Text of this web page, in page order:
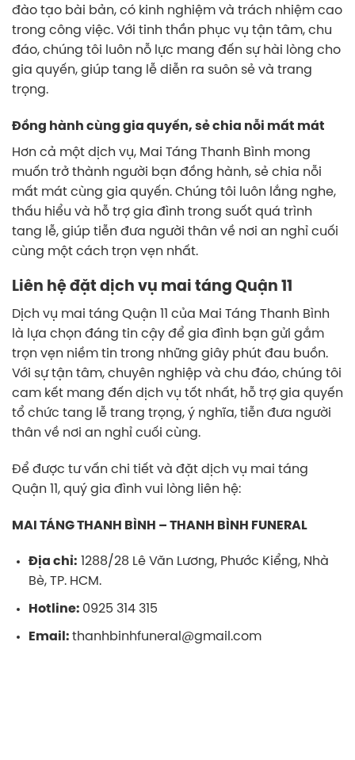
đào tạo bài bản, có kinh nghiệm và trách nhiệm cao
trong công việc. Với tinh thần phục vụ tận tâm, chu
đáo, chúng tôi luôn nỗ lực mang đến sự hài lòng cho
gia quyến, giúp tang lễ diễn ra suôn sẻ và trang
trọng.
Đồng hành cùng gia quyến, sẻ chia nỗi mất mát
Hơn cả một dịch vụ, Mai Táng Thanh Bình mong
muốn trở thành người bạn đồng hành, sẻ chia nỗi
mất mát cùng gia quyến. Chúng tôi luôn lắng nghe,
thấu hiểu và hỗ trợ gia đình trong suốt quá trình
tang lễ, giúp tiễn đưa người thân về nơi an nghỉ cuối
cùng một cách trọn vẹn nhất.
Liên hệ đặt dịch vụ mai táng Quận 11
Dịch vụ mai táng Quận 11 của Mai Táng Thanh Bình
là lựa chọn đáng tin cậy để gia đình bạn gửi gắm
trọn vẹn niềm tin trong những giây phút đau buồn.
Với sự tận tâm, chuyên nghiệp và chu đáo, chúng tôi
cam kết mang đến dịch vụ tốt nhất, hỗ trợ gia quyến
tổ chức tang lễ trang trọng, ý nghĩa, tiễn đưa người
thân về nơi an nghỉ cuối cùng.
Để được tư vấn chi tiết và đặt dịch vụ mai táng
Quận 11, quý gia đình vui lòng liên hệ:
MAI TÁNG THANH BÌNH – THANH BÌNH FUNERAL
Địa chỉ: 1288/28 Lê Văn Lương, Phước Kiểng, Nhà
Bè, TP. HCM.
Hotline: 0925 314 315
Email: thanhbinhfuneral@gmail.com